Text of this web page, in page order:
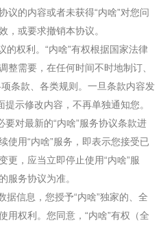
议的内容或者未获得“内啥”对您问
，或要求撤销本协议。
的权利。“内啥”有权根据国家法律
整需要，在任何时间不时地制订、
条款、各类规则。一旦条款内容发
示修改内容，不再单独通知您。
要对最新的“内啥”服务协议条款进
使用“内啥”服务，即表示您接受已
更，应当立即停止使用“内啥”服
服务协议为准。
据信息，您授予“内啥”独家的、全
用权利。您同意，“内啥”有权（全